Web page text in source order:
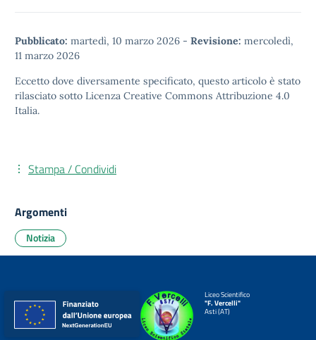
Pubblicato: martedì, 10 marzo 2026 - Revisione: mercoledì,
11 marzo 2026
Eccetto dove diversamente specificato, questo articolo è stato
rilasciato sotto Licenza Creative Commons Attribuzione 4.0
Italia.
Stampa / Condividi
Argomenti
Notizia
Liceo Scientifico
"F. Vercelli"
Asti (AT)